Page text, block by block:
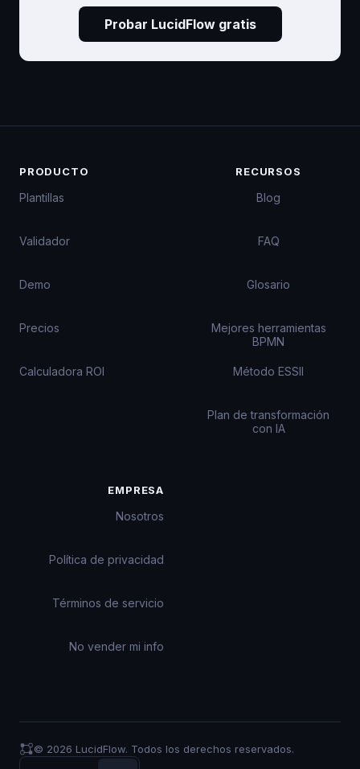
Probar LucidFlow gratis
PRODUCTO
Plantillas
Validador
Demo
Precios
Calculadora ROI
RECURSOS
Blog
FAQ
Glosario
Mejores herramientas
BPMN
Método ESSII
Plan de transformación
con IA
EMPRESA
Nosotros
Política de privacidad
Términos de servicio
No vender mi info
© 2026 LucidFlow. Todos los derechos reservados.